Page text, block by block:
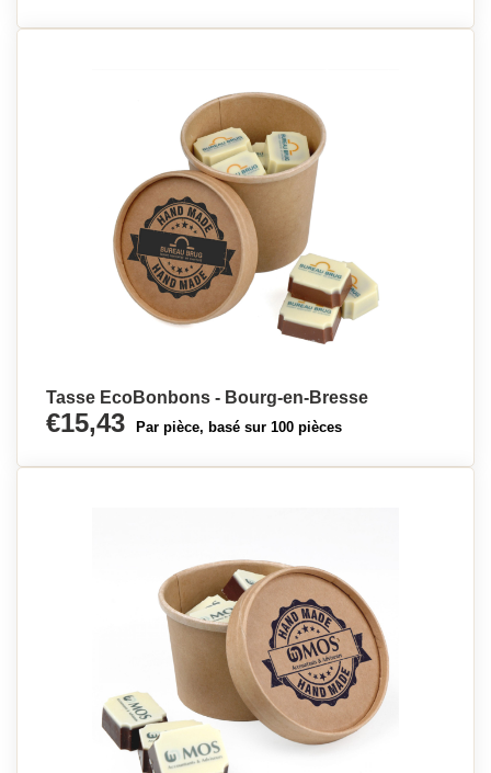
Tasse EcoBonbons - Bourg-en-Bresse
€15,43 Par pièce, basé sur 100 pièces